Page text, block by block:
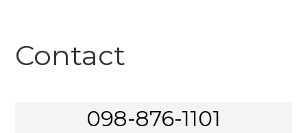
Contact
098-876-1101